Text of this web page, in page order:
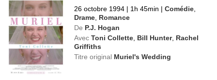
26 octobre 1994 | 1h 45min | Comédie
Drame Romance
De P.J. Hogan
Avec Toni Collette Bill Hunter, Rachel
Griffiths
Titre original Muriel's Wedding